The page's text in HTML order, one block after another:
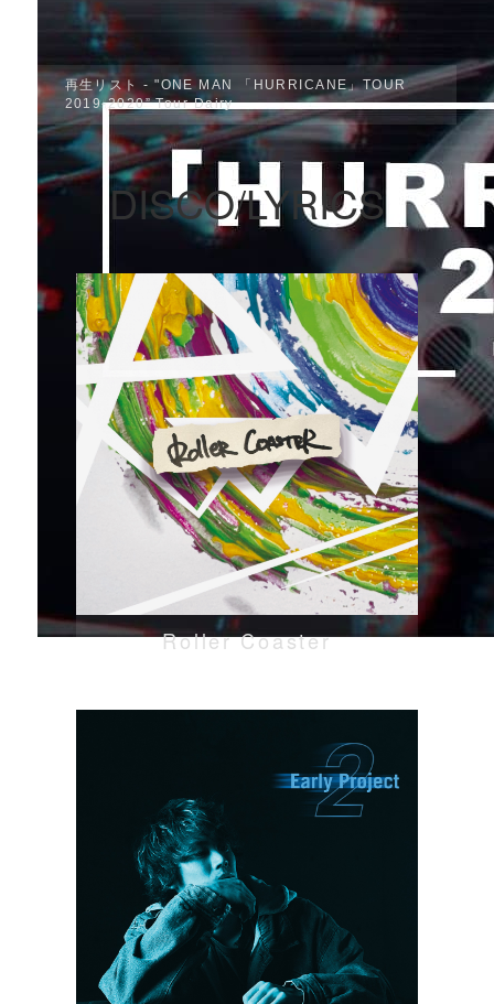
再生リスト - "ONE MAN 「HURRICANE」TOUR
2019-2020” Tour Dairy
DISCO/LYRICS
Roller Coaster